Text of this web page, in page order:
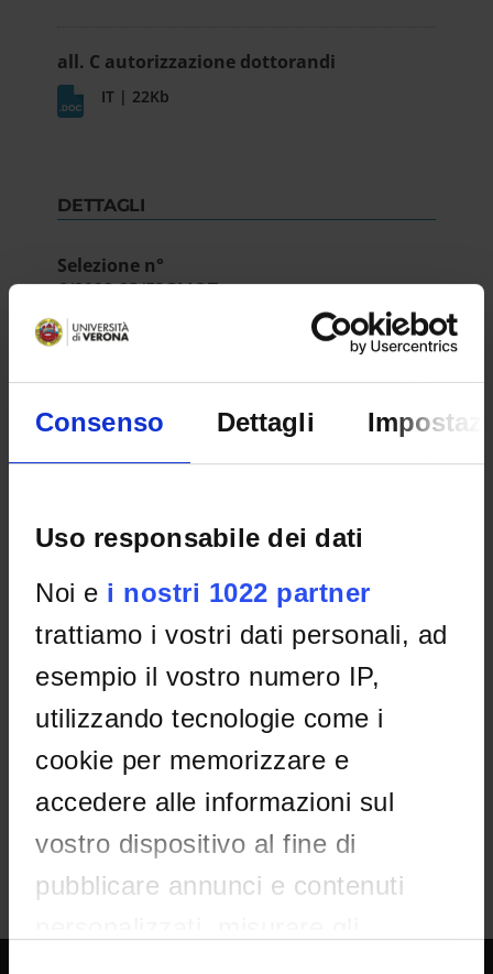
Consenso Dettagli
Uso responsabile dei dati
Noi e i nostri 1022 partner
trattiamo i vostri dati personali, ad
esempio il vostro numero IP,
utilizzando tecnologie come i
cookie per memorizzare e
accedere alle informazioni sul
vostro dispositivo al fine di
pubblicare annunci e contenuti
all. C autorizzazione dottorandi
IT | 22Kb
DETTAGLI
Selezione n°
6/2022-23/FSGMOT
Dipartimento
Medicina e Chirurgia
Numero posti
Nomina Commissione Giudicatrice
ESITO/GRADUATORIE
Approvazione Atti e Graduatoria
IT | 832Kb